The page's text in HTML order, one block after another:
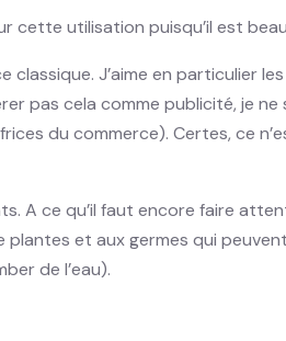
cette utilisation puisqu’il est
classique. J’aime en particulier
pas cela comme publicité, je
du commerce). Certes, ce
A ce qu’il faut encore faire
et aux germes qui
de l’eau).